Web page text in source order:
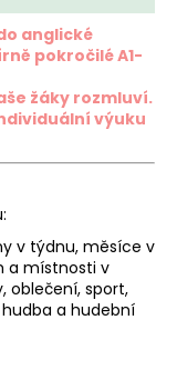
anglické
pokročilé A1-
žáky rozmluví.
výuku
v týdnu, měsíce v
a místnosti v
oblečení, sport,
a hudební